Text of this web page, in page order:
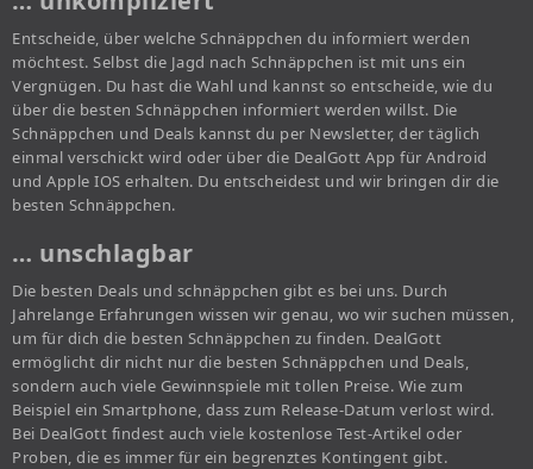
Entscheide, über welche Schnäppchen du informiert werden
möchtest. Selbst die Jagd nach Schnäppchen ist mit uns ein
Vergnügen. Du hast die Wahl und kannst so entscheide, wie du
über die besten Schnäppchen informiert werden willst. Die
Schnäppchen und Deals kannst du per Newsletter, der täglich
einmal verschickt wird oder über die DealGott App für Android
und Apple IOS erhalten. Du entscheidest und wir bringen dir die
besten Schnäppchen.
… unschlagbar
Die besten Deals und schnäppchen gibt es bei uns. Durch
Jahrelange Erfahrungen wissen wir genau, wo wir suchen müssen,
um für dich die besten Schnäppchen zu finden. DealGott
ermöglicht dir nicht nur die besten Schnäppchen und Deals,
sondern auch viele Gewinnspiele mit tollen Preise. Wie zum
Beispiel ein Smartphone, dass zum Release-Datum verlost wird.
Bei DealGott findest auch viele kostenlose Test-Artikel oder
Proben, die es immer für ein begrenztes Kontingent gibt.